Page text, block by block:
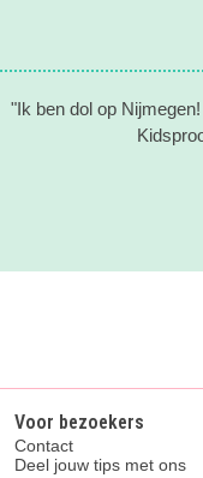
"Ik ben dol op
Voor bezoekers
Contact
Deel jouw tips met ons